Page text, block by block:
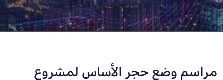
مراسم وضع حجر الأساس لمشروع